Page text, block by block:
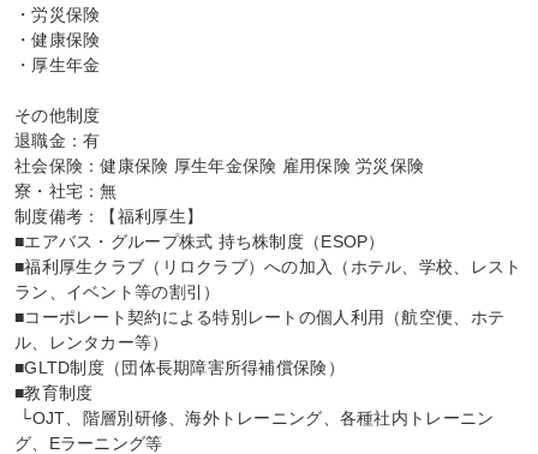
・労災保険
・健康保険
・厚生年金
その他制度
退職金：有
社会保険：健康保険 厚生年金保険 雇用保険 労災保険
寮・社宅：無
制度備考：【福利厚生】
■エアバス・グループ株式 持ち株制度（ESOP）
■福利厚生クラブ（リロクラブ）への加入（ホテル、学校、レスト
ラン、イベント等の割引）
■コーポレート契約による特別レートの個人利用（航空便、ホテ
ル、レンタカー等）
■GLTD制度（団体長期障害所得補償保険）
■教育制度
グ、Eラーニング等